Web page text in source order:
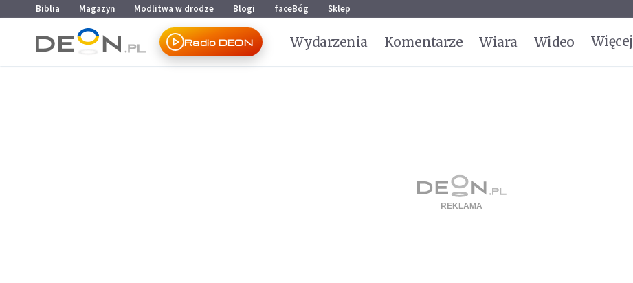
Przejdź do menu głównego
Przejdź do treści
Biblia Magazyn Modlitwa w drodze Blogi faceBóg Sklep
Radio DEON Wydarzenia Komentarze Wiara Wideo Więcej